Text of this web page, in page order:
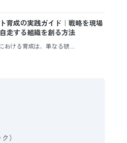
育成の実践ガイド｜戦略を現場
走する組織を創る方法
おける育成は、単なる研…
）